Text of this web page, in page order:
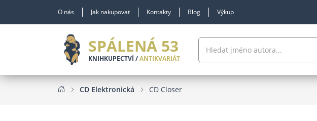
O nás Jak nakupovat Kontakty Blog Výkup
SPÁLENÁ 53
KNIHKUPECTVÍ /ANTIKVARIÁT
CD Elektronická CD Closer